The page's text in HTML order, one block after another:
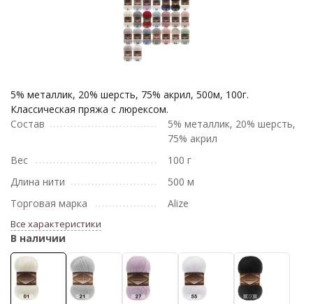
5% металлик, 20% шерсть, 75% акрил, 500м, 100г.
Классическая пряжа с люрексом.
Состав
5% металлик, 20% шерсть,
75% акрил
Вес
100 г
Длина нити
500 м
Торговая марка
Alize
Все характеристики
В наличии